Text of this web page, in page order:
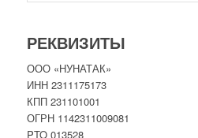
РЕКВИЗИТЫ
ООО «НУНАТАК»
ИНН 2311175173
КПП 231101001
ОГРН 1142311009081
PTO 013528